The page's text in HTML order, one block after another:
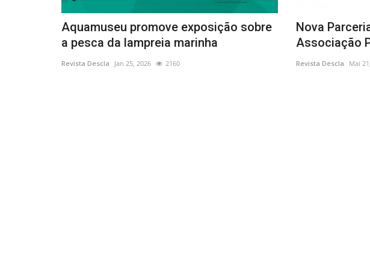
Aquamuseu promove exposição sobre
a pesca da lampreia marinha
Revista Descla Jan 25, 2026 2160
Nova
Associação
Revista Descla Mai